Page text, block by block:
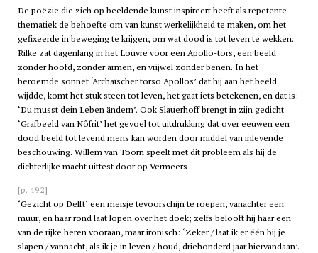
De poëzie die zich op beeldende kunst inspireert heeft als repetente
thematiek de behoefte om van kunst werkelijkheid te maken, om het
gefixeerde in beweging te krijgen, om wat dood is tot leven te wekken.
Rilke zat dagenlang in het Louvre voor een Apollo-tors, een beeld
zonder hoofd, zonder armen, en vrijwel zonder benen. In het
beroemde sonnet ‘Archaïscher torso Apollos’ dat hij aan het beeld
wijdde, komt het stuk steen tot leven, het gaat iets betekenen, en dat is:
‘Du musst dein Leben ändern’. Ook Slauerhoff brengt in zijn gedicht
‘Grafbeeld van Nôfrit’ het gevoel tot uitdrukking dat over eeuwen een
dood beeld tot levend mens kan worden door middel van inlevende
beschouwing. Willem van Toorn speelt met dit probleem als hij de
dichterlijke macht uittest door op Vermeers
[p. 492]
‘Gezicht op Delft’ een meisje tevoorschijn te roepen, vanachter een
muur, en haar rond laat lopen over het doek; zelfs belooft hij haar een
van de rijke heren vooraan, maar ironisch: ‘Zeker / laat ik er één bij je
slapen / vannacht, als ik je in leven / houd, driehonderd jaar hiervandaan’.